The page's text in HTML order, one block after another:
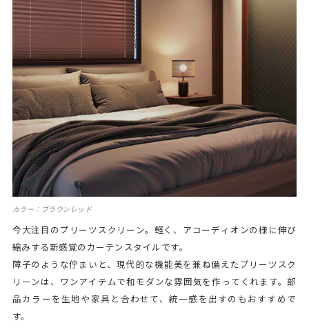
カラー：ブラウンレッド
今大注目のプリーツスクリーン。軽く、アコーディオンの様に伸び
縮みする新感覚のカーテンスタイルです。
障子のような佇まいと、現代的な機能美を兼ね備えたプリーツスク
リーンは、ワンアイテムで和モダンな雰囲気を作ってくれます。部
品カラーを生地や家具と合わせて、統一感を出すのもおすすめで
す。